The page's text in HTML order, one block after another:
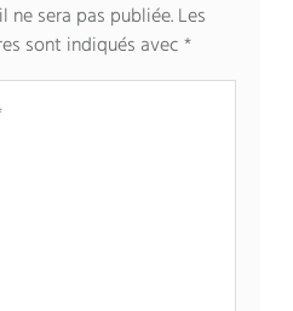
ne sera pas publiée.Les
sont indiqués avec*